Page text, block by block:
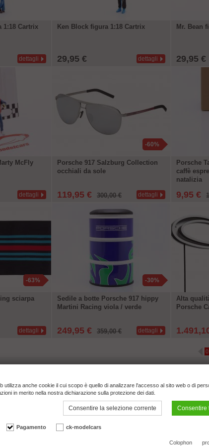
1:18 Cartrix
dettagli
Ken Block figura 1:18 Cartrix
29,95 € dettagli
Mr. Bean
29,95 €
McFly
dettagli
-60%
Porsche 917 Salzburg Collection
occhiali da sole
119,95 € 300,00 € dettagli
Porsche
caffè
natalizia
9,95 €
-63%
sciarpa
dettagli
-30%
Sedile a botte Porsche 917 hippy
Martini Racing viola / verde
249,95 € 359,00 € dettagli
Alta
Porsche
anche cookie il cui scopo è quello di analizzare l'accesso al sito web o di
in merito nella nostra dichiarazione sulla protezione dei dati.
Consentire la selezione corrente Consentire
Pagamento ck-modelcars
Colophon